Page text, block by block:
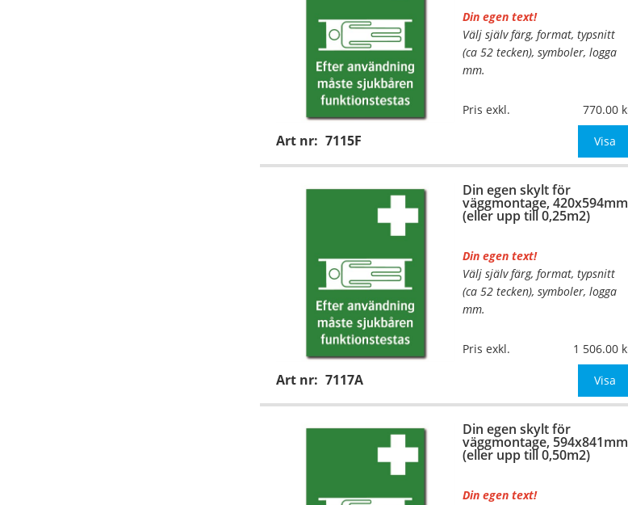
Art nr: 7115F
Din egen text!
Välj själv färg, format, typsnitt
(ca 52 tecken), symboler, logga
mm.
Material:
Självhäftande folie
297x420mm (eller annat
OBS!
Pris exkl. 770.00
Visa
Din egen skylt för
väggmontage, 420x594mm
(eller upp till 0,25m2)
Art nr: 7117A
Din egen text!
Välj själv färg, format, typsnitt
(ca 52 tecken), symboler, logga
mm.
Material:
Plan aluminium,
0,7mm (väggmontage)
420x594mm (eller annat
Be om offert vid antal
Pris exkl. 1 506.00
Visa
Din egen skylt för
väggmontage, 594x841mm
(eller upp till 0,50m2)
Din egen text!